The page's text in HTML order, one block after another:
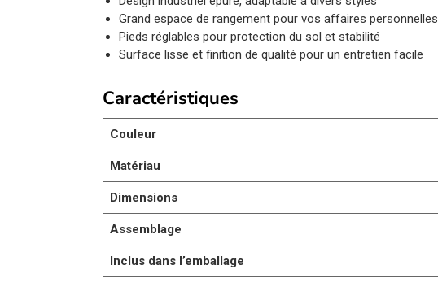
Grand espace de rangement pour vos affaires personnelles
Pieds réglables pour protection du sol et stabilité
Surface lisse et finition de qualité pour un entretien facile
Caractéristiques
Couleur
Matériau
Dimensions
Assemblage
Inclus dans l’emballage